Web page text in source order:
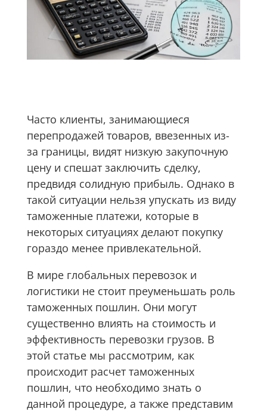
Часто клиенты, занимающиеся
перепродажей товаров, ввезенных из-
за границы, видят низкую закупочную
цену и спешат заключить сделку,
предвидя солидную прибыль. Однако в
такой ситуации нельзя упускать из виду
таможенные платежи, которые в
некоторых ситуациях делают покупку
гораздо менее привлекательной.
В мире глобальных перевозок и
логистики не стоит преуменьшать роль
таможенных пошлин. Они могут
существенно влиять на стоимость и
эффективность перевозки грузов. В
этой статье мы рассмотрим, как
происходит расчет таможенных
пошлин, что необходимо знать о
данной процедуре, а также представим